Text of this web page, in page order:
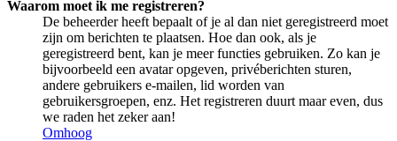
Waarom moet ik me registreren?
De beheerder heeft bepaalt of je al dan niet geregistreerd moet
zijn om berichten te plaatsen. Hoe dan ook, als je
geregistreerd bent, kan je meer functies gebruiken. Zo kan je
bijvoorbeeld een avatar opgeven, privéberichten sturen,
andere gebruikers e-mailen, lid worden van
gebruikersgroepen, enz. Het registreren duurt maar even, dus
we raden het zeker aan!
Omhoog